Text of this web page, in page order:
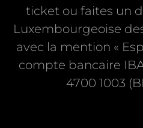
ticket ou faites un
Luxembourgeoise
avec la mention «
compte bancaire
4700 1003